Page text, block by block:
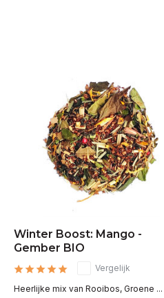
Winter Boost: Mango -
Gember BIO
Vergelijk
Heerlijke mix van Rooibos, Groene ...